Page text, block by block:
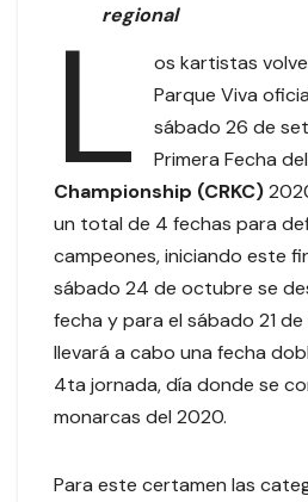
regional
L
os kartistas
Parque Viva
sábado 26 de
Primera Fecha del
Championship (CRKC)
un total de 4 fechas para
campeones, iniciando este
sábado 24 de octubre se
fecha y para el sábado 21
llevará a cabo una fecha
4ta jornada, día donde se
monarcas del 2020.
Para este certamen las